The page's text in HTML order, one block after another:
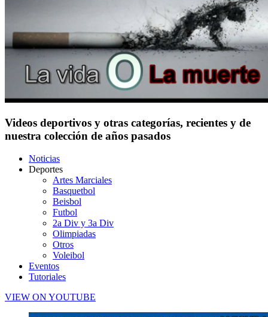
Videos deportivos y otras categorías, recientes y de
nuestra colección de años pasados
Noticias
Deportes
Artes Marciales
Basquetbol
Beisbol
Futbol
2a Div y 3a Div
Olimpiadas
Otros
Voleibol
Eventos
Tutoriales
VIEW ON YOUTUBE